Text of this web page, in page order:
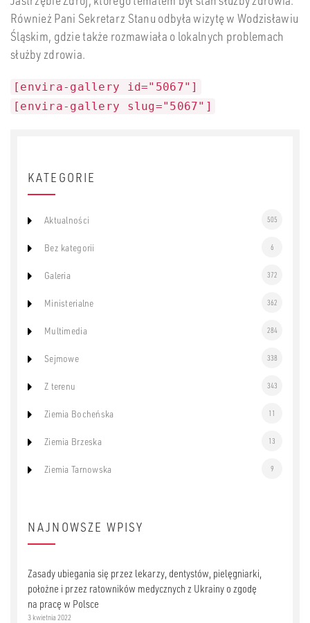
Również Pani Sekretarz Stanu odbyła wizytę w Wodzisławiu
Śląskim, gdzie także rozmawiała o lokalnych problemach
służby zdrowia.
[envira-gallery id="5067"]
[envira-gallery slug="5067"]
KATEGORIE
Aktualności 505
Bez kategorii 6
Galeria 372
Ministerialne 362
Multimedia 284
Sejmowe 338
Z terenu 343
Ziemia Bocheńska 11
Ziemia Brzeska 13
Ziemia Tarnowska 9
NAJNOWSZE WPISY
Zasady ubiegania się przez lekarzy, dentystów, pielęgniarki,
położne i przez ratowników medycznych z Ukrainy o zgodę
na pracę w Polsce
3 kwietnia 2022